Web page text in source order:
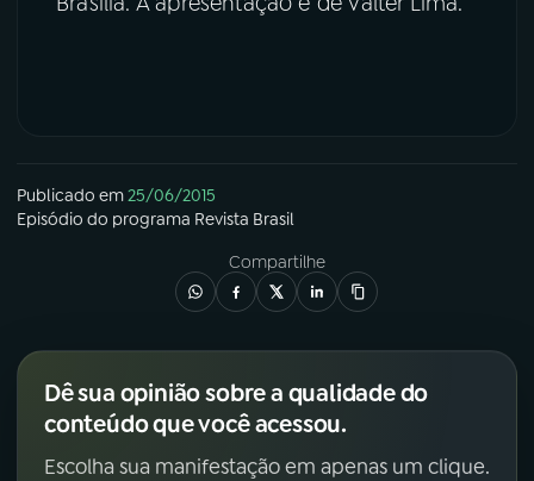
Publicado em25/06/2015
Episódio do programa Revista Brasil
Compartilhe
Dê sua opinião sobre a qualidade do
conteúdo que você acessou.
Escolha sua manifestação em apenas um clique.